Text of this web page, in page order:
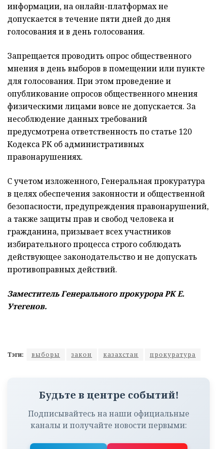
информации, на онлайн-платформах не
допускается в течение пяти дней до дня
голосования и в день голосования.
Запрещается проводить опрос общественного
мнения в день выборов в помещении или пункте
для голосования. При этом проведение и
опубликование опросов общественного мнения
физическими лицами вовсе не допускается. За
несоблюдение данных требований
предусмотрена ответственность по статье 120
Кодекса РК об административных
правонарушениях.
С учетом изложенного, Генеральная прокуратура
в целях обеспечения законности и общественной
безопасности, предупреждения правонарушений,
а также защиты прав и свобод человека и
гражданина, призывает всех участников
избирательного процесса строго соблюдать
действующее законодательство и не допускать
противоправных действий.
Заместитель Генерального прокурора РК Е.
Утегенов.
Тэги: выборы закон казахстан прокуратура
Будьте в центре событий!
Подписывайтесь на наши официальные
каналы и получайте новости первыми: